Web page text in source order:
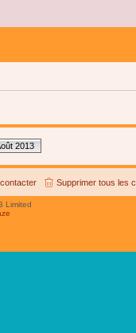
2013
Supprimer tous les
Limited